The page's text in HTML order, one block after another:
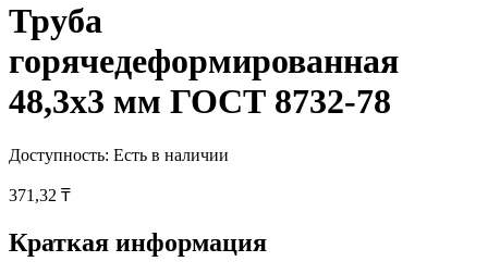
Труба
горячедеформированная
48,3х3 мм ГОСТ 8732-78
Доступность: Есть в наличии
371,32 ₸
Краткая информация